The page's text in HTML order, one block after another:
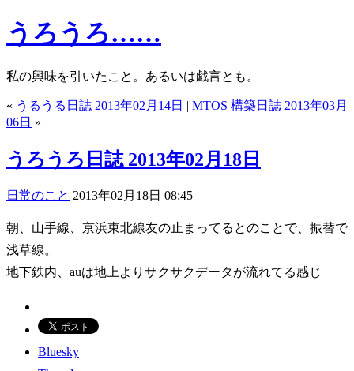
うろうろ……
私の興味を引いたこと。あるいは戯言とも。
« うるうる日誌 2013年02月14日 | MTOS 構築日誌 2013年03月
06日 »
うろうろ日誌 2013年02月18日
日常のこと 2013年02月18日 08:45
朝、山手線、京浜東北線友の止まってるとのことで、振替で
浅草線。
地下鉄内、auは地上よりサクサクデータが流れてる感じ
Bluesky